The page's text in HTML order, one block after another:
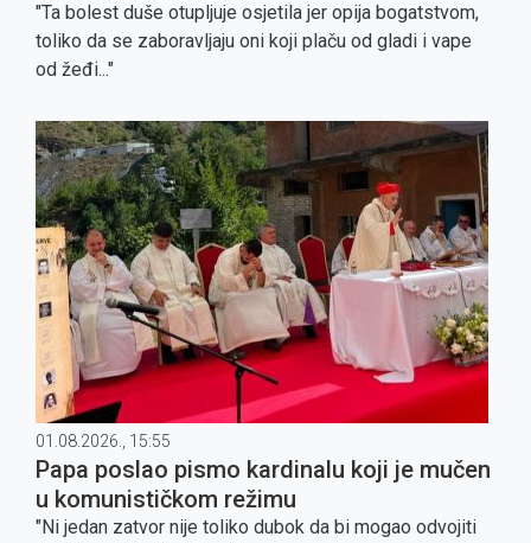
"Ta bolest duše otupljuje osjetila jer opija bogatstvom,
toliko da se zaboravljaju oni koji plaču od gladi i vape
od žeđi..."
01.08.2026., 15:55
Papa poslao pismo kardinalu koji je mučen
u komunističkom režimu
"Ni jedan zatvor nije toliko dubok da bi mogao odvojiti